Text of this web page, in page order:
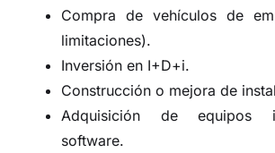
Compra de vehículos de
limitaciones).
Inversión en I+D+i.
Construcción o mejora de
Adquisición de equipos
software.